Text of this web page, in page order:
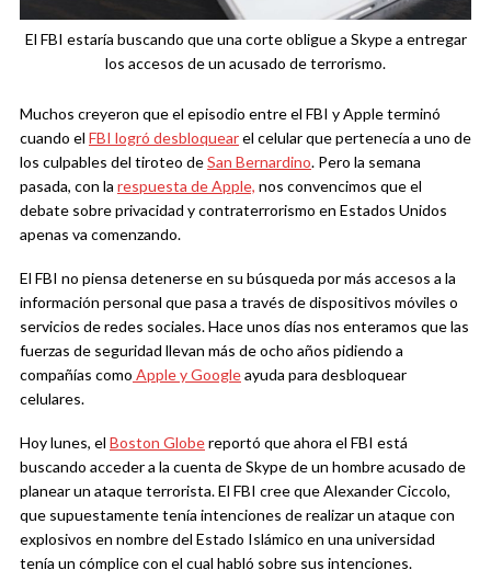
El FBI estaría buscando que una corte obligue a Skype a entregar
los accesos de un acusado de terrorismo.
Muchos creyeron que el episodio entre el FBI y Apple terminó
cuando el FBI logró desbloquearel celular que pertenecía a uno de
los culpables del tiroteo deSan Bernardino. Pero la semana
pasada, con la respuesta de Apple, nos convencimos que el
debate sobre privacidad y contraterrorismo en Estados Unidos
apenas va comenzando.
El FBI no piensa detenerse en su búsqueda por más accesos a la
información personal que pasa a través de dispositivos móviles o
servicios de redes sociales. Hace unos días nos enteramos que las
fuerzas de seguridad llevan más de ocho años pidiendo a
compañías como Apple y Googleayuda para desbloquear
celulares.
Hoy lunes, el Boston Globereportó que ahora el FBI está
buscando acceder a la cuenta de Skype de un hombre acusado de
planear un ataque terrorista. El FBI cree que Alexander Ciccolo,
que supuestamente tenía intenciones de realizar un ataque con
explosivos en nombre del Estado Islámico en una universidad
tenía un cómplice con el cual habló sobre sus intenciones.